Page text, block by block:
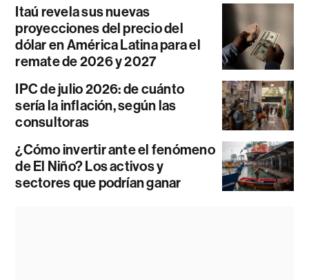
Itaú revela sus nuevas
proyecciones del precio del
dólar en América Latina para el
remate de 2026 y 2027
IPC de julio 2026: de cuánto
sería la inflación, según las
consultoras
¿Cómo invertir ante el fenómeno
de El Niño? Los activos y
sectores que podrían ganar